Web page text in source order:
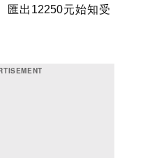
出12250元始知受